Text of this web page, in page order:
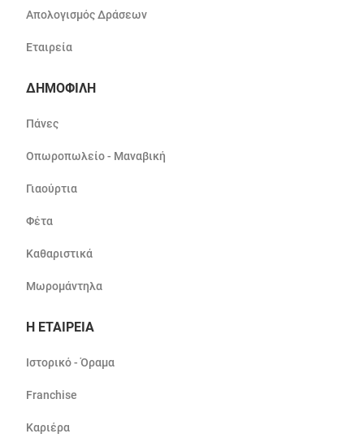
Απολογισμός Δράσεων
Εταιρεία
ΔΗΜΟΦΙΛΗ
Πάνες
Οπωροπωλείο - Μαναβική
Γιαούρτια
Φέτα
Καθαριστικά
Μωρομάντηλα
Η ΕΤΑΙΡΕΙΑ
Ιστορικό - Όραμα
Franchise
Καριέρα